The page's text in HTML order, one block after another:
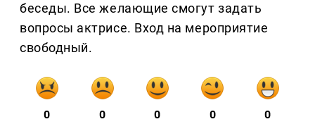
беседы. Все желающие смогут задать
вопросы актрисе. Вход на мероприятие
свободный.
0 0 0 0 0